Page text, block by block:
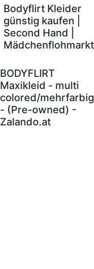
Bodyflirt Kleider
günstig kaufen |
Second Hand |
Mädchenflohmarkt
BODYFLIRT
Maxikleid - multi
colored/mehrfarbig
- (Pre-owned) -
Zalando.at